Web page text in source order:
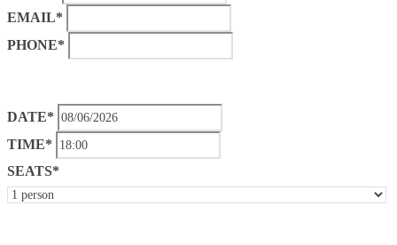
EMAIL*
PHONE*
DATE*
TIME*
SEATS*